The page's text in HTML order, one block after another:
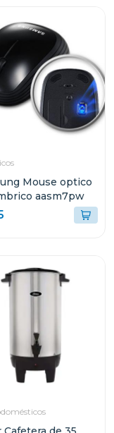
Mouse optico
aasm7pw